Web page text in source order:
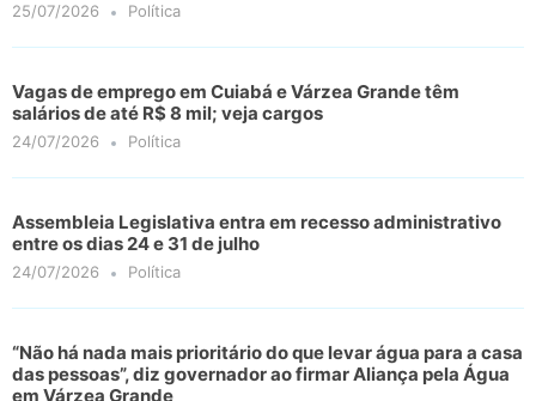
25/07/2026 Política
Vagas de emprego em Cuiabá e Várzea Grande têm
salários de até R$ 8 mil; veja cargos
24/07/2026 Política
Assembleia Legislativa entra em recesso administrativo
entre os dias 24 e 31 de julho
24/07/2026 Política
“Não há nada mais prioritário do que levar água para a casa
das pessoas”, diz governador ao firmar Aliança pela Água
em Várzea Grande